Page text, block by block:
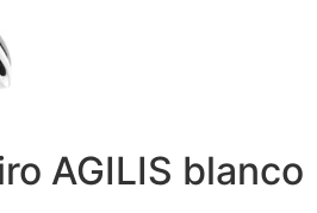
AGILIS blanco